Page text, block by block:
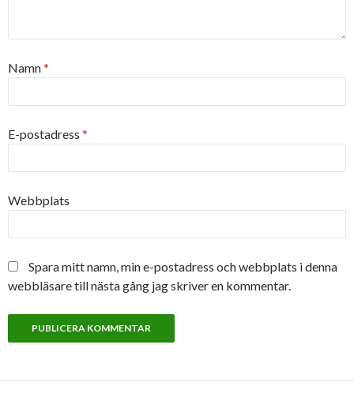
Namn*
E-postadress *
Webbplats
Spara mitt namn, min e-postadress och webbplats i denna
webbläsare till nästa gång jag skriver en kommentar.